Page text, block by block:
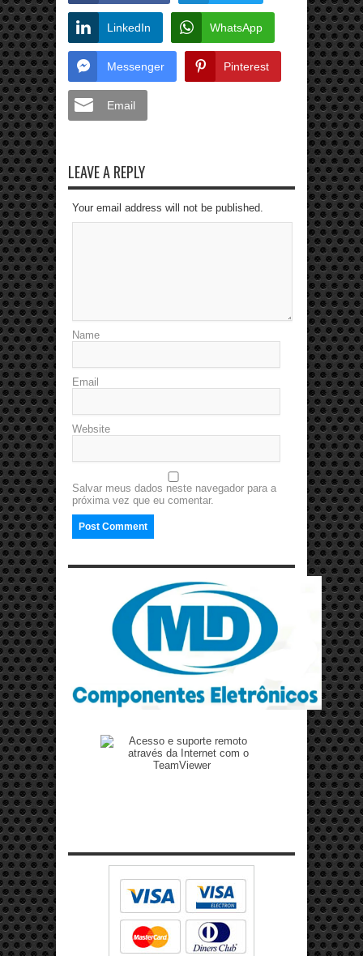
LinkedIn WhatsApp
Messenger Pinterest
Email
LEAVE A REPLY
Your email address will not be published.
Name
Email
Website
Salvar meus dados neste navegador para a
próxima vez que eu comentar.